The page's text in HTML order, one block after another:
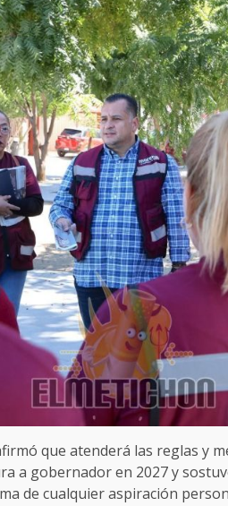
que atenderá las reglas y
a gobernador en 2027 y
de cualquier aspiración